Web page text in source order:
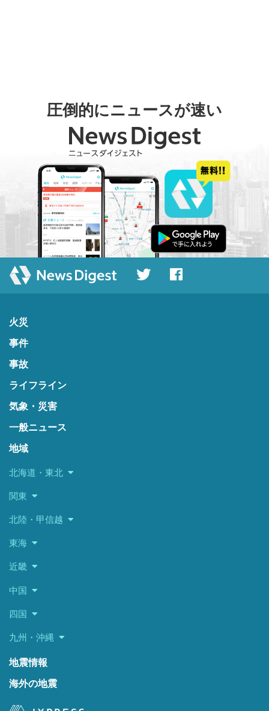
圧倒的にニュースが速い
火災
事件
事故
ライフライン
気象・災害
一般ニュース
地域
北海道・東北
関東
北陸・甲信越
東海
近畿
中国
四国
九州・沖縄
地震情報
海外の地震